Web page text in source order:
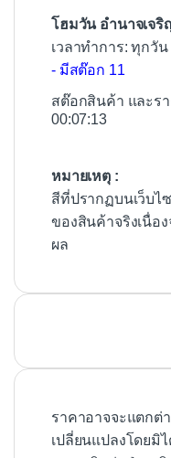
โฮมวัน อำนาจเจริ
เวลาทำการ: ทุกวัน
- มีสต๊อก 11
สต๊อกสินค้า และร
00:07:13
หมายเหตุ :
สีที่ปรากฏบนเว็บไ
ของสินค้าจริงเนื่อ
ผล
ราคาอาจจะแตกต่
เปลี่ยนแปลงโดยมิ